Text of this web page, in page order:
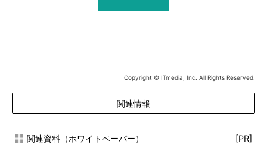
Copyright © ITmedia, Inc. All Rights Reserved.
関連情報
関連資料（ホワイトペーパー） [PR]